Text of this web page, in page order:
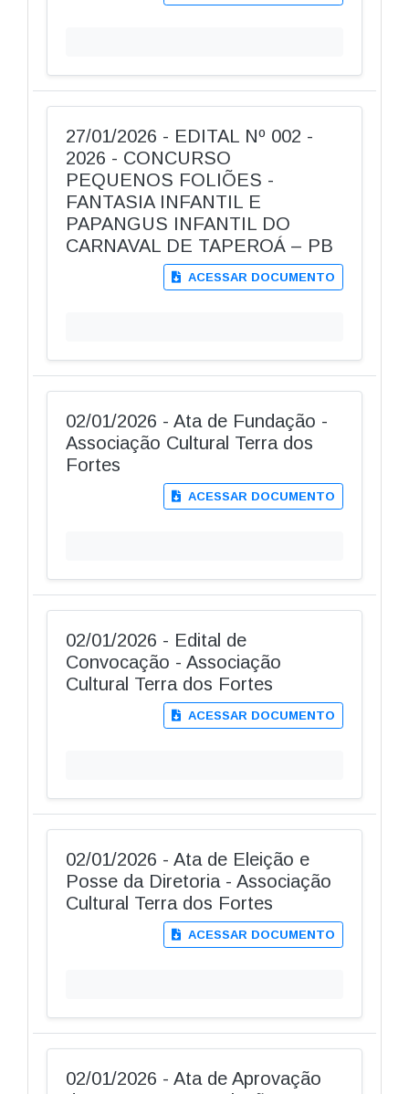
27/01/2026 - EDITAL Nº 002 -
2026 - CONCURSO
PEQUENOS FOLIÕES -
FANTASIA INFANTIL E
PAPANGUS INFANTIL DO
CARNAVAL DE TAPEROÁ – PB
ACESSAR DOCUMENTO
02/01/2026 - Ata de Fundação -
Associação Cultural Terra dos
Fortes
ACESSAR DOCUMENTO
02/01/2026 - Edital de
Convocação - Associação
Cultural Terra dos Fortes
ACESSAR DOCUMENTO
02/01/2026 - Ata de Eleição e
Posse da Diretoria - Associação
Cultural Terra dos Fortes
ACESSAR DOCUMENTO
02/01/2026 - Ata de Aprovação